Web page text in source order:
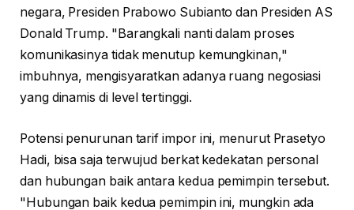
negara, Presiden Prabowo Subianto dan Presiden AS
Donald Trump. "Barangkali nanti dalam proses
komunikasinya tidak menutup kemungkinan,"
imbuhnya, mengisyaratkan adanya ruang negosiasi
yang dinamis di level tertinggi.
Potensi penurunan tarif impor ini, menurut Prasetyo
Hadi, bisa saja terwujud berkat kedekatan personal
dan hubungan baik antara kedua pemimpin tersebut.
"Hubungan baik kedua pemimpin ini, mungkin ada